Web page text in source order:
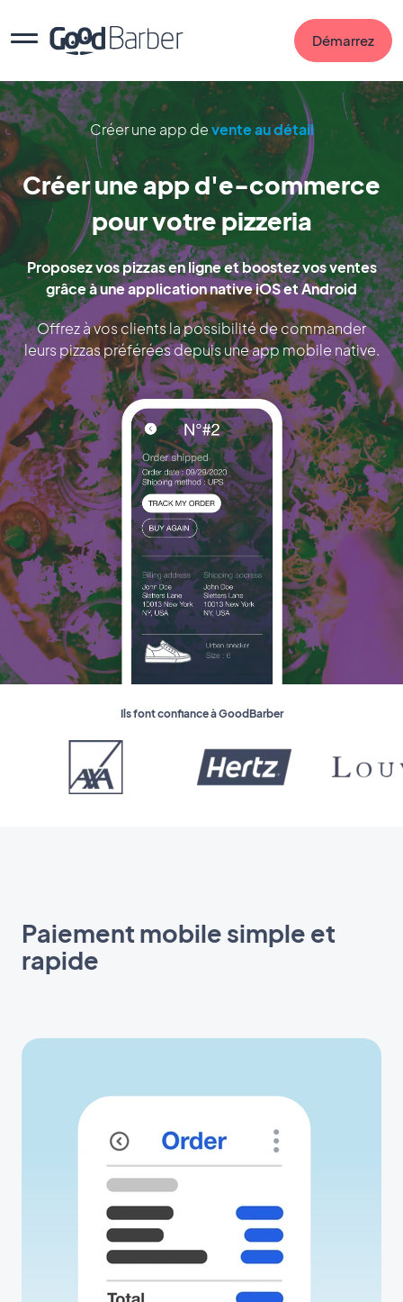
Démarrez
Créer une app devente au détail
Créer une app d'e-commerce
pour votre pizzeria
Proposez vos pizzas en ligne et boostez vos ventes
grâce à une application native iOS et Android
Offrez à vos clients la possibilité de commander
leurs pizzas préférées depuis une app mobile native.
Ils font confiance à GoodBarber
Paiement mobile simple et
rapide